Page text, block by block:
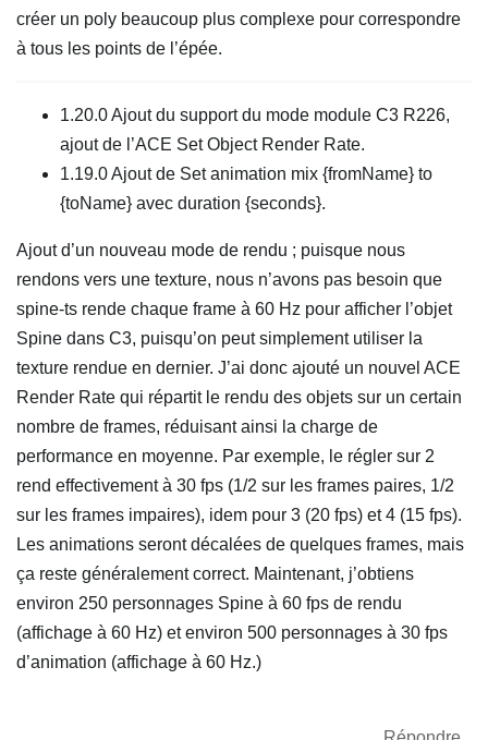
créer un poly beaucoup plus complexe pour correspondre
à tous les points de l’épée.
1.20.0 Ajout du support du mode module C3 R226,
ajout de l’ACE Set Object Render Rate.
1.19.0 Ajout de Set animation mix {fromName} to
{toName} avec duration {seconds}.
Ajout d’un nouveau mode de rendu ; puisque nous
rendons vers une texture, nous n’avons pas besoin que
spine-ts rende chaque frame à 60 Hz pour afficher l’objet
Spine dans C3, puisqu’on peut simplement utiliser la
texture rendue en dernier. J’ai donc ajouté un nouvel ACE
Render Rate qui répartit le rendu des objets sur un certain
nombre de frames, réduisant ainsi la charge de
performance en moyenne. Par exemple, le régler sur 2
rend effectivement à 30 fps (1/2 sur les frames paires, 1/2
sur les frames impaires), idem pour 3 (20 fps) et 4 (15 fps).
Les animations seront décalées de quelques frames, mais
ça reste généralement correct. Maintenant, j’obtiens
environ 250 personnages Spine à 60 fps de rendu
(affichage à 60 Hz) et environ 500 personnages à 30 fps
d’animation (affichage à 60 Hz.)